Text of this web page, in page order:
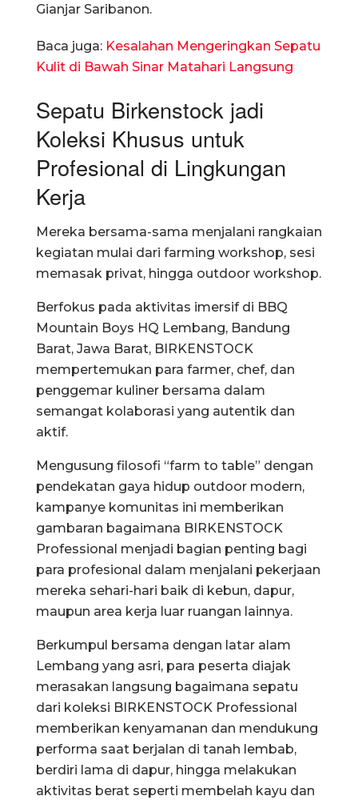
Gianjar Saribanon.
Baca juga: Kesalahan Mengeringkan Sepatu
Kulit di Bawah Sinar Matahari Langsung
Sepatu Birkenstock jadi
Koleksi Khusus untuk
Profesional di Lingkungan
Kerja
Mereka bersama-sama menjalani rangkaian
kegiatan mulai dari farming workshop, sesi
memasak privat, hingga outdoor workshop.
Berfokus pada aktivitas imersif di BBQ
Mountain Boys HQ Lembang, Bandung
Barat, Jawa Barat, BIRKENSTOCK
mempertemukan para farmer, chef, dan
penggemar kuliner bersama dalam
semangat kolaborasi yang autentik dan
aktif.
Mengusung filosofi “farm to table” dengan
pendekatan gaya hidup outdoor modern,
kampanye komunitas ini memberikan
gambaran bagaimana BIRKENSTOCK
Professional menjadi bagian penting bagi
para profesional dalam menjalani pekerjaan
mereka sehari-hari baik di kebun, dapur,
maupun area kerja luar ruangan lainnya.
Berkumpul bersama dengan latar alam
Lembang yang asri, para peserta diajak
merasakan langsung bagaimana sepatu
dari koleksi BIRKENSTOCK Professional
memberikan kenyamanan dan mendukung
performa saat berjalan di tanah lembab,
berdiri lama di dapur, hingga melakukan
aktivitas berat seperti membelah kayu dan